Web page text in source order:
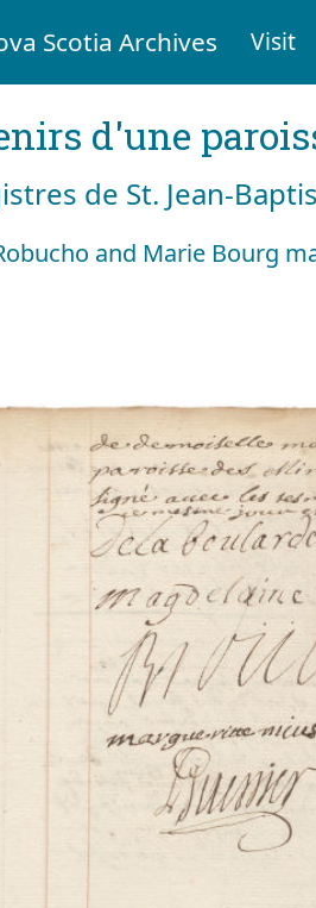
Scotia Archives Visit
d'une
de St. Jean-
and Marie Bourg